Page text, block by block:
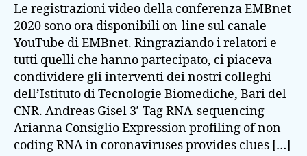
Le registrazioni video della conferenza EMBnet
2020 sono ora disponibili on-line sul canale
YouTube di EMBnet. Ringraziando i relatori e
tutti quelli che hanno partecipato, ci piaceva
condividere gli interventi dei nostri colleghi
dell’Istituto di Tecnologie Biomediche, Bari del
CNR. Andreas Gisel 3ʹ-Tag RNA-sequencing
Arianna Consiglio Expression profiling of non-
coding RNA in coronaviruses provides clues […]